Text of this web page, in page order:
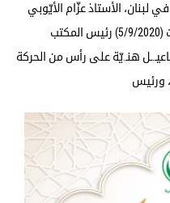
لبنان، الأستاذ عزّام الأيّوبي
في مركز الجماعة في بيروت ظهر السبت (5/9/2020) رئيس المكتب
هنـ.يّة على رأس من الحركة
ورئيس